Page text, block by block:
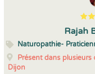
5
1
5
42
Rajah
Naturopathie-
Présent dans plusieurs
Dijon